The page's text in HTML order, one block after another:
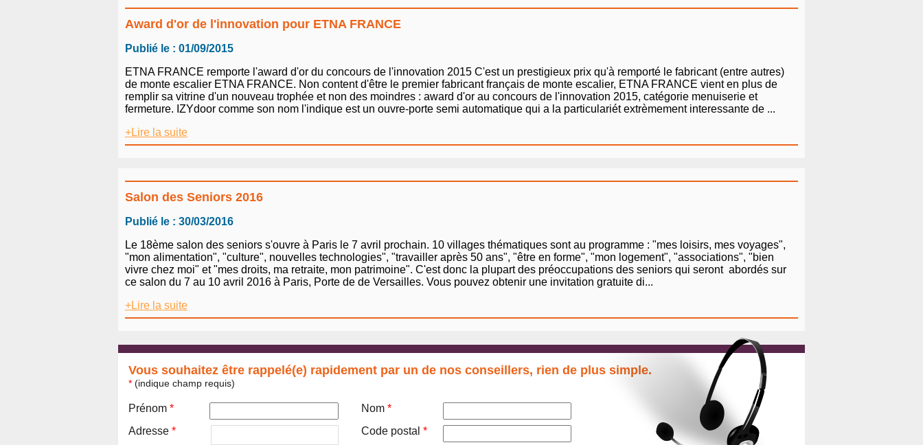
Award d'or de l'innovation pour ETNA FRANCE
Publié le : 01/09/2015
ETNA FRANCE remporte l'award d'or du concours de l'innovation 2015 C'est un prestigieux prix qu'à remporté le fabricant (entre autres)
de monte escalier ETNA FRANCE. Non content d'être le premier fabricant français de monte escalier, ETNA FRANCE vient en plus de
remplir sa vitrine d'un nouveau trophée et non des moindres : award d'or au concours de l'innovation 2015, catégorie menuiserie et
fermeture. IZYdoor comme son nom l'indique est un ouvre-porte semi automatique qui a la particulariét extrèmement interessante de ...
+Lire la suite
Salon des Seniors 2016
Publié le : 30/03/2016
Le 18ème salon des seniors s'ouvre à Paris le 7 avril prochain. 10 villages thématiques sont au programme : "mes loisirs, mes voyages",
"mon alimentation", "culture", nouvelles technologies", "travailler après 50 ans", "être en forme", "mon logement", "associations", "bien
vivre chez moi" et "mes droits, ma retraite, mon patrimoine". C'est donc la plupart des préoccupations des seniors qui seront abordés sur
ce salon du 7 au 10 avril 2016 à Paris, Porte de de Versailles. Vous pouvez obtenir une invitation gratuite di...
+Lire la suite
Vous souhaitez être rappelé(e) rapidement par un de nos conseillers, rien de plus simple.
* (indique champ requis)
Prénom * Nom*
Adresse * Code postal*